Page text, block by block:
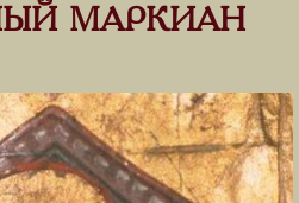
МАРКИАН